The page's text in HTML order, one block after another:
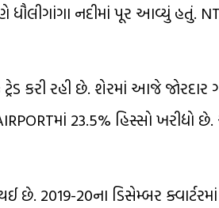
નદીમાં પૂર આવ્યું હતું.
કરી રહી છે. શેરમાં આજે જોરદાર
23.5% હિસ્સો ખરીદ્યો
છે. 2019-20ના ડિસેમ્બર